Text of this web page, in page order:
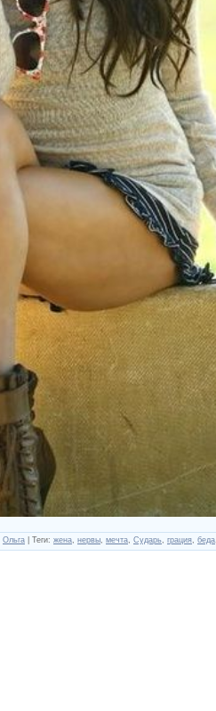
Ольга Теги: жена нервы мечта Сударь грация беда